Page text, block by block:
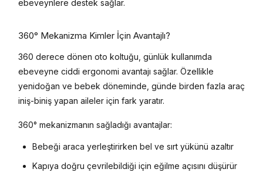
ebeveynlere destek sağlar.
360° Mekanizma Kimler İçin Avantajlı?
360 derece dönen oto koltuğu, günlük kullanımda
ebeveyne ciddi ergonomi avantajı sağlar. Özellikle
yenidoğan ve bebek döneminde, günde birden fazla araç
iniş-biniş yapan aileler için fark yaratır.
360° mekanizmanın sağladığı avantajlar:
Bebeği araca yerleştirirken bel ve sırt yükünü azaltır
Kapıya doğru çevrilebildiği için eğilme açısını düşürür